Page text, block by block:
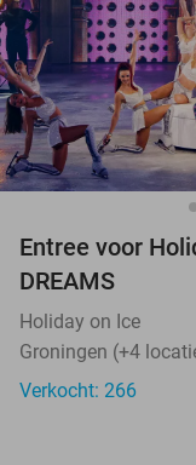
Entree voor
DREAMS
Holiday on Ice
Groningen (+4
Verkocht: 266